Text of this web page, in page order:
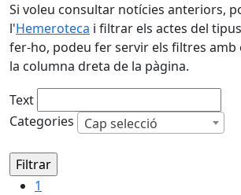
Si voleu consultar notícies anteriors,
l'Hemeroteca i filtrar els actes del
fer-ho, podeu fer servir els filtres amb
la columna dreta de la pàgina.
Text
Categories
Cap selecció
1